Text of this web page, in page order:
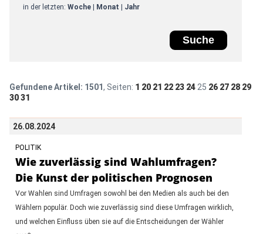
in der letzten: Woche| Monat Jahr
Gefundene Artikel: 1501, Seiten: 1 20 21 22 23 24 25 26 27 28 29
30 31
26.08.2024
POLITIK
Wie zuverlässig sind Wahlumfragen?
Die Kunst der politischen Prognosen
Vor Wahlen sind Umfragen sowohl bei den Medien als auch bei den
Wählern populär. Doch wie zuverlässig sind diese Umfragen wirklich,
und welchen Einfluss üben sie auf die Entscheidungen der Wähler